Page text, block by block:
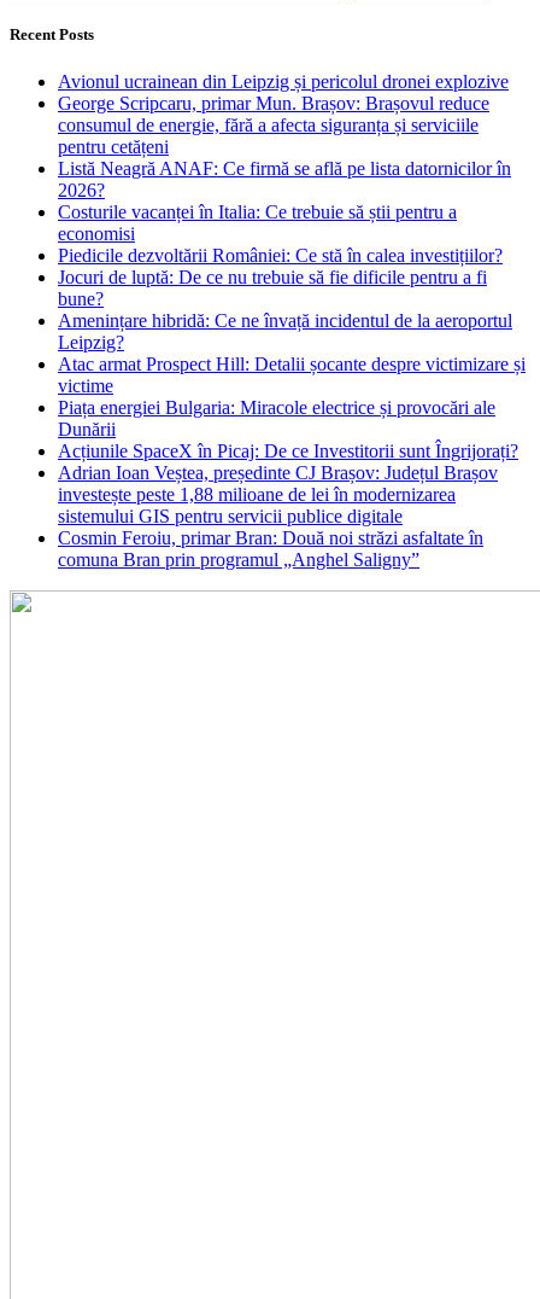
Recent Posts
Avionul ucrainean din Leipzig și pericolul dronei explozive
George Scripcaru, primar Mun. Brașov: Brașovul reduce
consumul de energie, fără a afecta siguranța și serviciile
pentru cetățeni
Listă Neagră ANAF: Ce firmă se află pe lista datornicilor în
2026?
Costurile vacanței în Italia: Ce trebuie să știi pentru a
economisi
Piedicile dezvoltării României: Ce stă în calea investițiilor?
Jocuri de luptă: De ce nu trebuie să fie dificile pentru a fi
bune?
Amenințare hibridă: Ce ne învață incidentul de la aeroportul
Leipzig?
Atac armat Prospect Hill: Detalii șocante despre victimizare și
victime
Piața energiei Bulgaria: Miracole electrice și provocări ale
Dunării
Acțiunile SpaceX în Picaj: De ce Investitorii sunt Îngrijorați?
Adrian Ioan Veștea, președinte CJ Brașov: Județul Brașov
investește peste 1,88 milioane de lei în modernizarea
sistemului GIS pentru servicii publice digitale
Cosmin Feroiu, primar Bran: Două noi străzi asfaltate în
comuna Bran prin programul „Anghel Saligny”